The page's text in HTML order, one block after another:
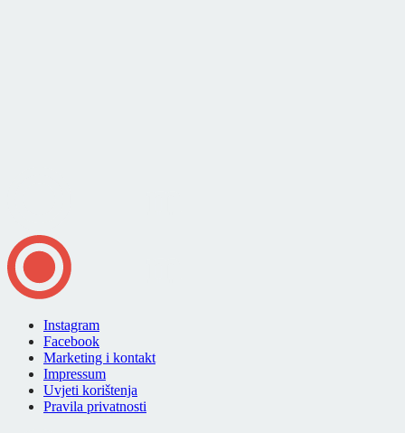
Instagram
Facebook
Marketing i kontakt
Impressum
Uvjeti korištenja
Pravila privatnosti